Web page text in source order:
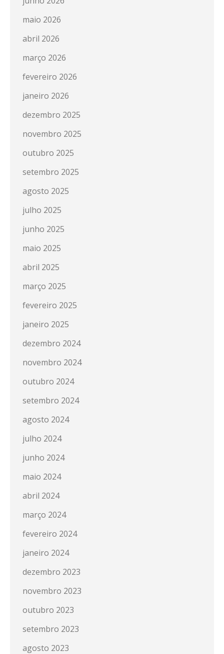
maio 2026
abril 2026
março 2026
fevereiro 2026
janeiro 2026
dezembro 2025
novembro 2025
outubro 2025
setembro 2025
agosto 2025
julho 2025
junho 2025
maio 2025
abril 2025
março 2025
fevereiro 2025
janeiro 2025
dezembro 2024
novembro 2024
outubro 2024
setembro 2024
agosto 2024
julho 2024
junho 2024
maio 2024
abril 2024
março 2024
fevereiro 2024
janeiro 2024
dezembro 2023
novembro 2023
outubro 2023
setembro 2023
agosto 2023